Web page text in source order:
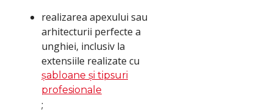
realizarea apexului sau
arhitecturii perfecte a
unghiei, inclusiv la
extensiile realizate cu
șabloane și tipsuri
profesionale
;